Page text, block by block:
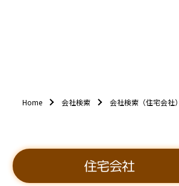
Home 会社検索 会社検索（住宅会社）
住宅会社